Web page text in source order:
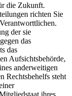
die Zukunft.
richten Sie
der sie
das
das
Aufsichtsbehörde,
anderweitigen
Rechtsbehelfs steht
ihres